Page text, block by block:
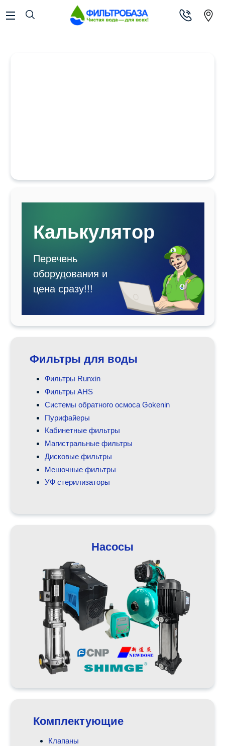
Калькулятор
Перечень
оборудования и
цена сразу!!!
Фильтры для воды
Фильтры Runxin
Фильтры AHS
Системы обратного осмоса Gokenin
Пурифайеры
Кабинетные фильтры
Магистральные фильтры
Дисковые фильтры
Мешочныe фильтры
УФ стерилизаторы
Насосы
Комплектующие
Клапаны